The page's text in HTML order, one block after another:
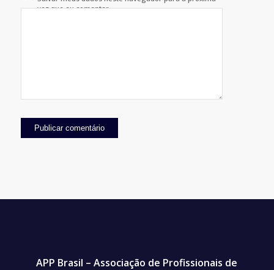
vez que eu comentar.
APP Brasil – Associação de Profissionais de